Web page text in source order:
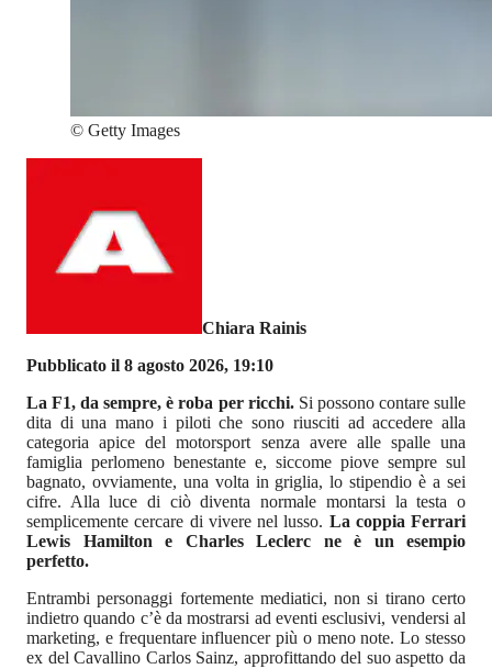
© Getty Images
Chiara Rainis
Pubblicato il 8 agosto 2026, 19:10
La F1, da sempre, è roba per ricchi. Si possono contare sulle
dita di una mano i piloti che sono riusciti ad accedere alla
categoria apice del motorsport senza avere alle spalle una
famiglia perlomeno benestante e, siccome piove sempre sul
bagnato, ovviamente, una volta in griglia, lo stipendio è a sei
cifre. Alla luce di ciò diventa normale montarsi la testa o
semplicemente cercare di vivere nel lusso. La coppia Ferrari
Lewis Hamilton e Charles Leclerc ne è un esempio
perfetto.
Entrambi personaggi fortemente mediatici, non si tirano certo
indietro quando c’è da mostrarsi ad eventi esclusivi, vendersi al
marketing, e frequentare influencer più o meno note. Lo stesso
ex del Cavallino Carlos Sainz, approfittando del suo aspetto da